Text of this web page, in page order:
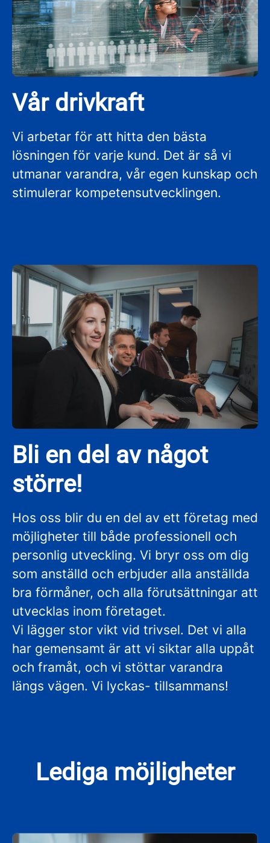
Vår drivkraft
Vi arbetar för att hitta den bästa
lösningen för varje kund. Det är så vi
utmanar varandra, vår egen kunskap och
stimulerar kompetensutvecklingen.
Bli en del av något
större!
Hos oss blir du en del av ett företag med
möjligheter till både professionell och
personlig utveckling. Vi bryr oss om dig
som anställd och erbjuder alla anställda
bra förmåner, och alla förutsättningar att
utvecklas inom företaget.
Vi lägger stor vikt vid trivsel. Det vi alla
har gemensamt är att vi siktar alla uppåt
och framåt, och vi stöttar varandra
längs vägen. Vi lyckas- tillsammans!
Lediga möjligheter